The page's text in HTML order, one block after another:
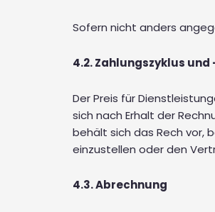
Sofern nicht anders
4.2. Zahlungszyklus
Der Preis für
sich nach Erhalt der
behält sich das Rech vor,
einzustellen oder den
4.3. Abrechnung